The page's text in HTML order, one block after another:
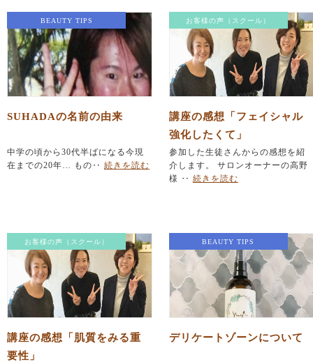
BEAUTY TIPS
SUHADAの名前の由来
中学の頃から30代半ばになる今現
在までの20年… もの‥ 続きを読む
お客様の声（スクール）
講座の感想「フェイシャル
強化したくて」
参加した生徒さんからの感想を紹
介します。 サロンオーナーの高野
様 ‥ 続きを読む
お客様の声（スクール）
講座の感想「肌質をみる重
要性」
BEAUTY TIPS
デリケートゾーンについて